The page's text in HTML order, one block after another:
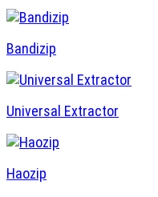
Bandizip
Universal Extractor
Haozip